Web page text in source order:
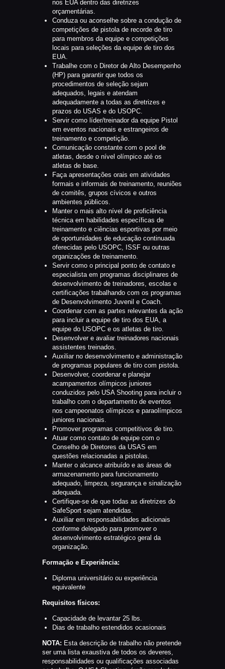
nos EUA dentro das diretrizes
orçamentárias.
Conduza ou aconselhe sobre a condução de
competições de pistola de recorde de tiro
para membros da equipe e competições
locais para seleções da equipe de tiro dos
EUA.
Trabalhe com o Diretor de Alto Desempenho
(HP) para garantir que todos os
procedimentos de seleção sejam
adequados, legais e atendam
adequadamente a todas as diretrizes e
prazos do USAS e do USOPC.
Servir como líder/treinador da equipe Pistol
em eventos nacionais e estrangeiros de
treinamento e competição.
Comunicação constante com o pool de
atletas, desde o nível olímpico até os
atletas de base.
Faça apresentações orais em atividades
formais e informais de treinamento, reuniões
de comitês, grupos cívicos e outros
ambientes públicos.
Manter o mais alto nível de proficiência
técnica em habilidades específicas de
treinamento e ciências esportivas por meio
de oportunidades de educação continuada
oferecidas pelo USOPC, ISSF ou outras
organizações de treinamento.
Servir como o principal ponto de contato e
especialista em programas disciplinares de
desenvolvimento de treinadores, escolas e
certificações trabalhando com os programas
de Desenvolvimento Juvenil e Coach.
Coordenar com as partes relevantes da ação
para incluir a equipe de tiro dos EUA, a
equipe do USOPC e os atletas de tiro.
Desenvolver e avaliar treinadores nacionais
assistentes treinados.
Auxiliar no desenvolvimento e administração
de programas populares de tiro com pistola.
Desenvolver, coordenar e planejar
acampamentos olímpicos juniores
conduzidos pelo USA Shooting para incluir o
trabalho com o departamento de eventos
nos campeonatos olímpicos e paraolímpicos
juniores nacionais.
Promover programas competitivos de tiro.
Atuar como contato de equipe com o
Conselho de Diretores da USAS em
questões relacionadas a pistolas.
Manter o alcance atribuído e as áreas de
armazenamento para funcionamento
adequado, limpeza, segurança e sinalização
adequada.
Certifique-se de que todas as diretrizes do
SafeSport sejam atendidas.
Auxiliar em responsabilidades adicionais
conforme delegado para promover o
desenvolvimento estratégico geral da
organização.
Formação e Experiência:
Diploma universitário ou experiência
equivalente
Requisitos físicos:
Capacidade de levantar 25 lbs.
Dias de trabalho estendidos ocasionais
NOTA: Esta descrição de trabalho não pretende
ser uma lista exaustiva de todos os deveres,
responsabilidades ou qualificações associadas